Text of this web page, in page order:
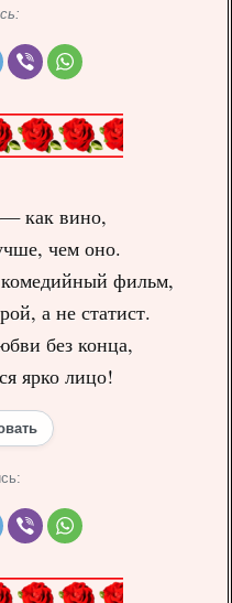
как вино,
чем оно.
фильм,
а не статист.
без конца,
ярко лицо!